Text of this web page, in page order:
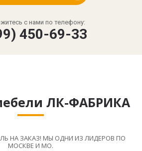
с нами по телефону:
450-69-33
ЛК-ФАБРИКА
НА ЗАКАЗ! МЫ ОДНИ ИЗ ЛИДЕРОВ ПО
МОСКВЕ И МО.